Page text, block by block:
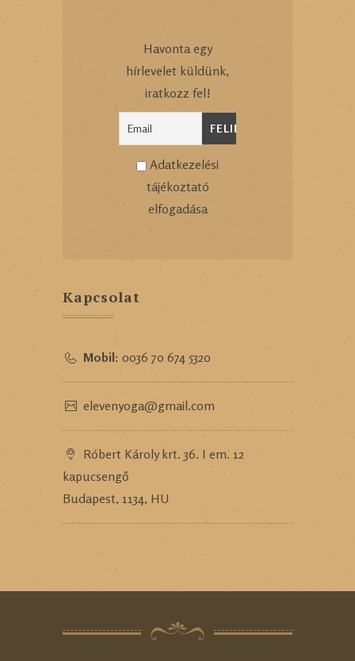
Havonta egy
hírlevelet küldünk,
iratkozz fel!
Adatkezelési
tájékoztató
elfogadása
Kapcsolat
Mobil: 0036 70 674 5320
elevenyoga@gmail.com
Róbert Károly krt. 36. I em. 12
kapucsengő
Budapest, 1134, HU